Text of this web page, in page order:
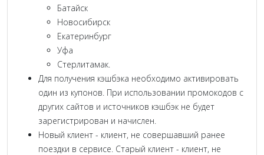
Батайск
Новосибирск
Екатеринбург
Уфа
Стерлитамак.
Для получения кэшбэка необходимо активировать
один из купонов. При использовании промокодов с
других сайтов и источников кэшбэк не будет
зарегистрирован и начислен.
Новый клиент - клиент, не совершавший ранее
поездки в сервисе. Старый клиент - клиент, не